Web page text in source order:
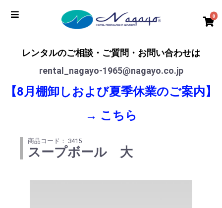
0
レンタルのご相談・ご質問・お問い合わせは
rental_nagayo-1965@nagayo.co.jp
【8月棚卸しおよび夏季休業のご案内】
→ こちら
商品コード： 3415
スープボール 大